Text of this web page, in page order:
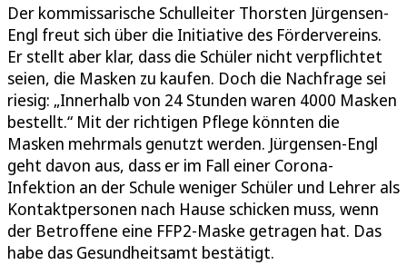
Der kommissarische Schulleiter Thorsten Jürgensen-
Engl freut sich über die Initiative des Fördervereins.
Er stellt aber klar, dass die Schüler nicht verpflichtet
seien, die Masken zu kaufen. Doch die Nachfrage sei
riesig: „Innerhalb von 24 Stunden waren 4000 Masken
bestellt.“ Mit der richtigen Pflege könnten die
Masken mehrmals genutzt werden. Jürgensen-Engl
geht davon aus, dass er im Fall einer Corona-
Infektion an der Schule weniger Schüler und Lehrer als
Kontaktpersonen nach Hause schicken muss, wenn
der Betroffene eine FFP2-Maske getragen hat. Das
habe das Gesundheitsamt bestätigt.